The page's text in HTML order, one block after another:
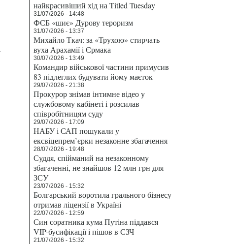
найкрасивіший хід на Titled Tuesday
31/07/2026 - 14:48
ФСБ «шиє» Дурову тероризм
31/07/2026 - 13:37
Михайло Ткач: за «Трухою» стирчать
вуха Арахамії і Єрмака
30/07/2026 - 13:49
Командир військової частини примусив
83 підлеглих будувати йому маєток
29/07/2026 - 21:38
Прокурор знімав інтимне відео у
службовому кабінеті і розсилав
співробітницям суду
29/07/2026 - 17:09
НАБУ і САП пошукали у
ексвіцепрем’єрки незаконне збагачення
28/07/2026 - 19:48
Суддя, спійманий на незаконному
збагаченні, не знайшов 12 млн грн для
ЗСУ
23/07/2026 - 15:32
Болгарський воротила грального бізнесу
отримав ліцензії в Україні
22/07/2026 - 12:59
Син соратника кума Путіна піддався
VIP-бусифікації і пішов в СЗЧ
21/07/2026 - 15:32